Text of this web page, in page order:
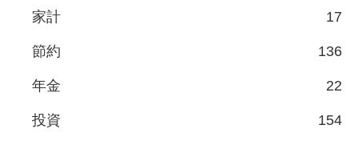
家計 17
節約 136
年金 22
投資 154